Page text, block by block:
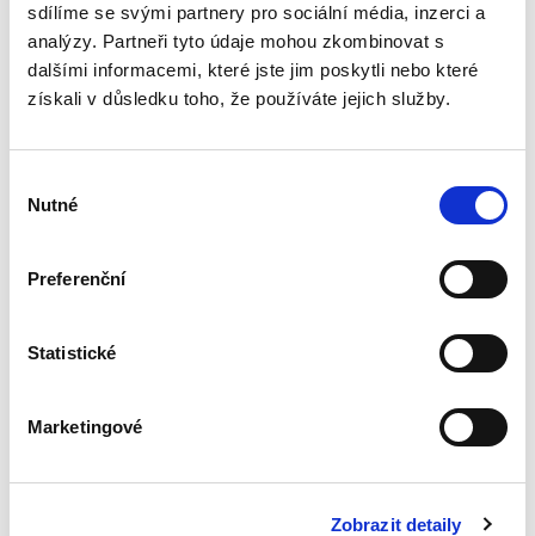
sdílíme se svými partnery pro sociální média, inzerci a
analýzy. Partneři tyto údaje mohou zkombinovat s
dalšími informacemi, které jste jim poskytli nebo které
získali v důsledku toho, že používáte jejich služby.
souhlasu
Nutné
Preferenční
Statistické
Marketingové
Zobrazit detaily
Covid-19 a
soukromé právo.
290,00 Kč
nebývalým způsobem a dotkla se běžného